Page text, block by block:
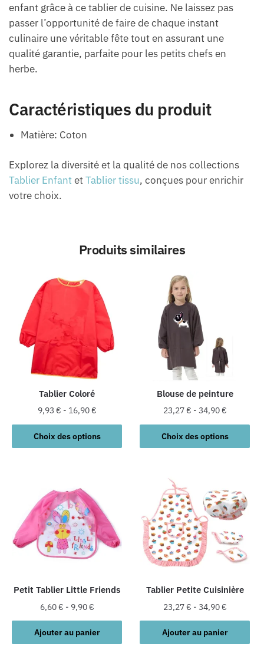
enfant grâce à ce tablier de cuisine. Ne laissez pas
passer l’opportunité de faire de chaque instant
culinaire une véritable fête tout en assurant une
qualité garantie, parfaite pour les petits chefs en
herbe.
Caractéristiques du produit
Matière: Coton
Explorez la diversité et la qualité de nos collections
Tablier EnfantetTablier tissu, conçues pour enrichir
votre choix.
Produits similaires
Tablier Coloré
9,93 € - 16,90€
Choix des options
Ce
produit
variations.
Les
options
peuvent
être
choisies
la
page
produit
Blouse de peinture
23,27€ - 34,90€
Choix des options
Ce
produit
variations.
Les
options
peuvent
être
choisies
la
page
produit
Petit Tablier Little Friends
6,60€ - 9,90€
Ajouter au panier
Tablier Petite Cuisinière
23,27€ - 34,90€
Ajouter au panier